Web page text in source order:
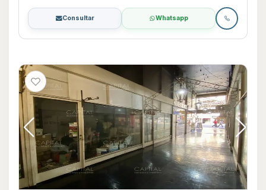
Consultar Whatsapp